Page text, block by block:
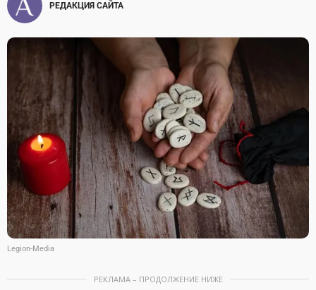
РЕДАКЦИЯ САЙТА
Legion-Media
РЕКЛАМА – ПРОДОЛЖЕНИЕ НИЖЕ